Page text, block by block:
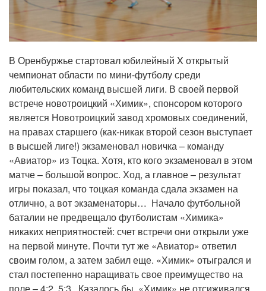
В Оренбуржье стартовал юбилейный X открытый
чемпионат области по мини-футболу среди
любительских команд высшей лиги. В своей первой
встрече новотроицкий «Химик», спонсором которого
является Новотроицкий завод хромовых соединений,
на правах старшего (как-никак второй сезон выступает
в высшей лиге!) экзаменовал новичка – команду
«Авиатор» из Тоцка. Хотя, кто кого экзаменовал в этом
матче – большой вопрос. Ход, а главное – результат
игры показал, что тоцкая команда сдала экзамен на
отлично, а вот экзаменаторы… Начало футбольной
баталии не предвещало футболистам «Химика»
никаких неприятностей: счет встречи они открыли уже
на первой минуте. Почти тут же «Авиатор» ответил
своим голом, а затем забил еще. «Химик» отыгрался и
стал постепенно наращивать свое преимущество на